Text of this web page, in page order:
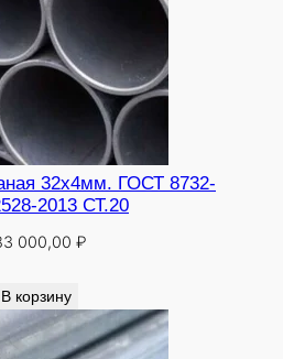
32х4мм. ГОСТ 8732-
2013 СТ.20
000,00 ₽
В корзину